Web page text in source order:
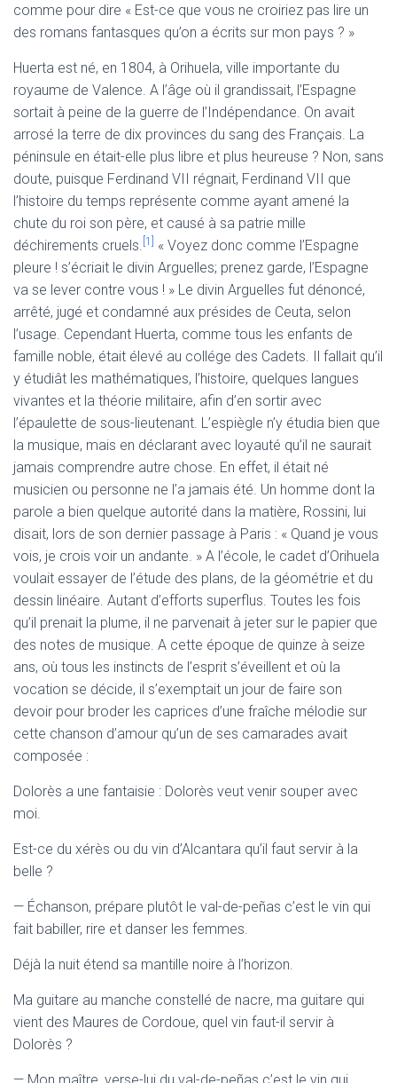
comme pour dire « Est-ce que vous ne croiriez pas lire un
des romans fantasques qu’on a écrits sur mon pays ? »
Huerta est né, en 1804, à Orihuela, ville importante du
royaume de Valence. A l’âge où il grandissait, l’Espagne
sortait à peine de la guerre de l’Indépendance. On avait
arrosé la terre de dix provinces du sang des Français. La
péninsule en était-elle plus libre et plus heureuse ? Non, sans
doute, puisque Ferdinand VII régnait, Ferdinand VII que
l’histoire du temps représente comme ayant amené la
chute du roi son père, et causé à sa patrie mille
déchirements cruels. [1]
« Voyez donc comme l’Espagne
pleure ! s’écriait le divin Arguelles; prenez garde, l’Espagne
va se lever contre vous ! » Le divin Arguelles fut dénoncé,
arrêté, jugé et condamné aux présides de Ceuta, selon
l’usage. Cependant Huerta, comme tous les enfants de
famille noble, était élevé au collége des Cadets. Il fallait qu’il
y étudiât les mathématiques, l’histoire, quelques langues
vivantes et la théorie militaire, afin d’en sortir avec
l’épaulette de sous-lieutenant. L’espiègle n’y étudia bien que
la musique, mais en déclarant avec loyauté qu’il ne saurait
jamais comprendre autre chose. En effet, il était né
musicien ou personne ne l’a jamais été. Un homme dont la
parole a bien quelque autorité dans la matière, Rossini, lui
disait, lors de son dernier passage à Paris : « Quand je vous
vois, je crois voir un andante. » A l’école, le cadet d’Orihuela
voulait essayer de l’étude des plans, de la géométrie et du
dessin linéaire. Autant d’efforts superflus. Toutes les fois
qu’il prenait la plume, il ne parvenait à jeter sur le papier que
des notes de musique. A cette époque de quinze à seize
ans, où tous les instincts de l’esprit s’éveillent et où la
vocation se décide, il s’exemptait un jour de faire son
devoir pour broder les caprices d’une fraîche mélodie sur
cette chanson d’amour qu’un de ses camarades avait
composée :
Dolorès a une fantaisie : Dolorès veut venir souper avec
moi.
Est-ce du xérès ou du vin d’Alcantara qu’il faut servir à la
belle ?
— Échanson, prépare plutôt le val-de-peñas c’est le vin qui
fait babiller, rire et danser les femmes.
Déjà la nuit étend sa mantille noire à l’horizon.
Ma guitare au manche constellé de nacre, ma guitare qui
vient des Maures de Cordoue, quel vin faut-il servir à
Dolorès ?